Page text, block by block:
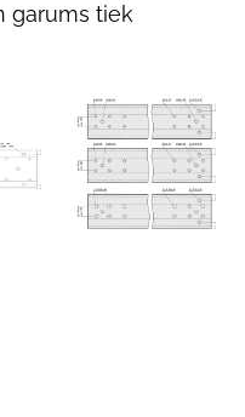
garums tiek